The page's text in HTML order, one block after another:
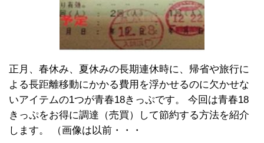
正月、春休み、夏休みの長期連休時に、帰省や旅行に
よる長距離移動にかかる費用を浮かせるのに欠かせな
いアイテムの1つが青春18きっぷです。 今回は青春18
きっぷをお得に調達（売買）して節約する方法を紹介
します。 （画像は以前・・・